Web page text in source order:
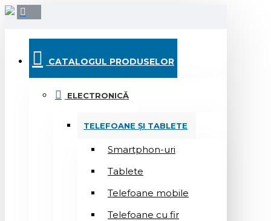
CATALOGUL PRODUSELOR
ELECTRONICĂ
TELEFOANE ȘI TABLETE
Smartphon-uri
Tablete
Telefoane mobile
Telefoane cu fir